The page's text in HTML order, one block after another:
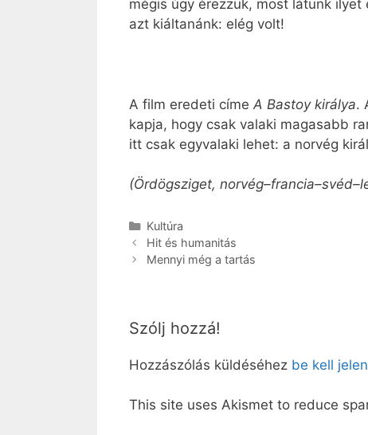
mégis úgy érezzük, most látunk
azt kiáltanánk: elég volt!
A film eredeti címe A Bastoy királya.
kapja, hogy csak valaki magasabb
itt csak egyvalaki lehet: a norvég
(Ördögsziget,
Kategória
Kultúra
Hit és humanitás
Mennyi még a tartás
Szólj hozzá!
Hozzászólás küldéséhez be kell
This site uses Akismet to reduce